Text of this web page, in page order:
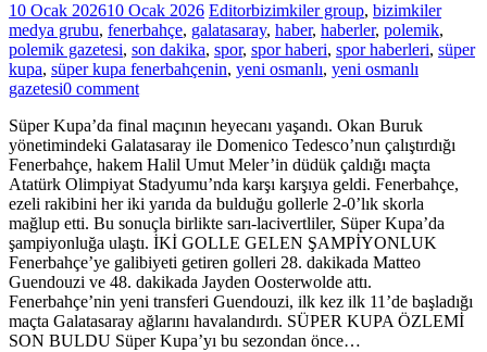
10 Ocak 202610 Ocak 2026 Editorbizimkiler group, bizimkiler
medya grubu, fenerbahçe, galatasaray, haber, haberler, polemik,
polemik gazetesi, son dakika, spor, spor haberi, spor haberleri, süper
kupa, süper kupa fenerbahçenin, yeni osmanlı, yeni osmanlı
gazetesi0 comment
Süper Kupa’da final maçının heyecanı yaşandı. Okan Buruk
yönetimindeki Galatasaray ile Domenico Tedesco’nun çalıştırdığı
Fenerbahçe, hakem Halil Umut Meler’in düdük çaldığı maçta
Atatürk Olimpiyat Stadyumu’nda karşı karşıya geldi. Fenerbahçe,
ezeli rakibini her iki yarıda da bulduğu gollerle 2-0’lık skorla
mağlup etti. Bu sonuçla birlikte sarı-lacivertliler, Süper Kupa’da
şampiyonluğa ulaştı. İKİ GOLLE GELEN ŞAMPİYONLUK
Fenerbahçe’ye galibiyeti getiren golleri 28. dakikada Matteo
Guendouzi ve 48. dakikada Jayden Oosterwolde attı.
Fenerbahçe’nin yeni transferi Guendouzi, ilk kez ilk 11’de başladığı
maçta Galatasaray ağlarını havalandırdı. SÜPER KUPA ÖZLEMİ
SON BULDU Süper Kupa’yı bu sezondan önce…